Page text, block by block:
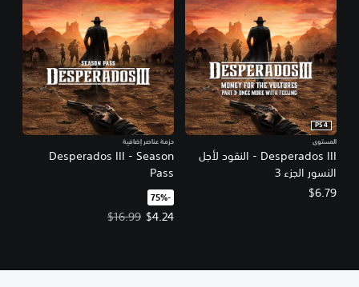
Desperados III - النقود لأجل
النسور الجزء 3
PS4
المستوى
$6.79
Desperados III - Season
Pass
حزمة عناصر إضافية
‏-75%‏
$4.24
سعر العرض $4.24‏. السعر الأصلي، $16.99‏.
$16.99